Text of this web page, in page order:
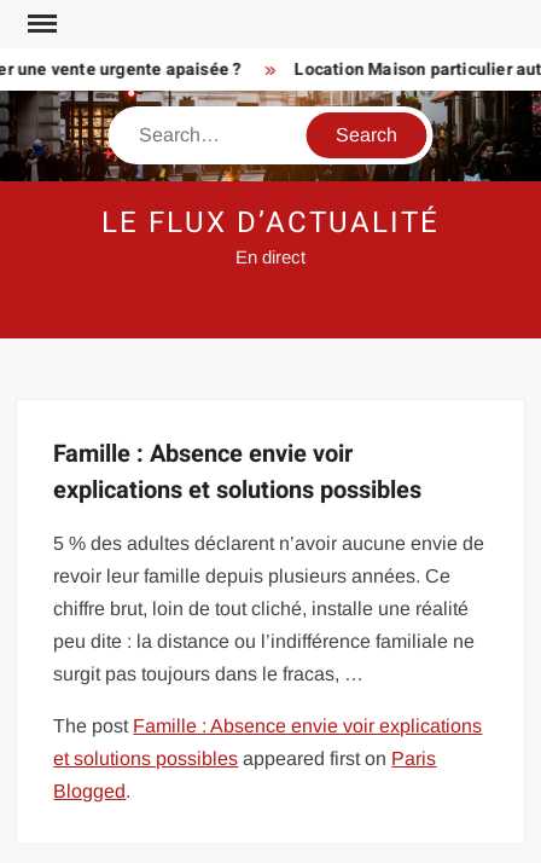
Skip
content
une vente urgente apaisée ? Location Maison particulier
Search
LE FLUX D’ACTUALITÉ
En direct
Famille : Absence envie voir
explications et solutions possibles
5 % des adultes déclarent n’avoir aucune envie de
revoir leur famille depuis plusieurs années. Ce
chiffre brut, loin de tout cliché, installe une réalité
peu dite : la distance ou l’indifférence familiale ne
surgit pas toujours dans le fracas, …
The post Famille : Absence envie voir explications
et solutions possibles appeared first on Paris
Blogged.